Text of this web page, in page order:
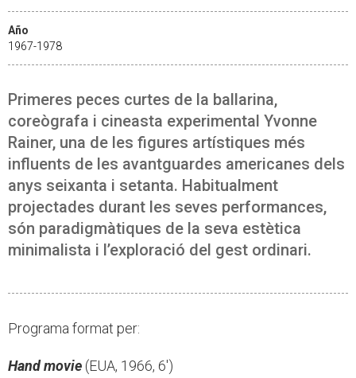
Año
1967-1978
Primeres peces curtes de la ballarina,
coreògrafa i cineasta experimental Yvonne
Rainer, una de les figures artístiques més
influents de les avantguardes americanes dels
anys seixanta i setanta. Habitualment
projectades durant les seves performances,
són paradigmàtiques de la seva estètica
minimalista i l’exploració del gest ordinari.
Programa format per:
Hand movie (EUA, 1966, 6')